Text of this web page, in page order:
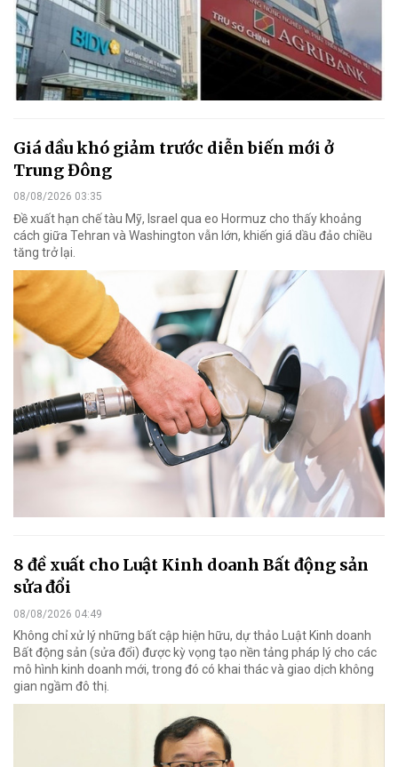
Giá dầu khó giảm trước diễn biến mới ở
Trung Đông
08/08/2026 03:35
Đề xuất hạn chế tàu Mỹ, Israel qua eo Hormuz cho thấy khoảng
cách giữa Tehran và Washington vẫn lớn, khiến giá dầu đảo chiều
tăng trở lại.
8 đề xuất cho Luật Kinh doanh Bất động sản
sửa đổi
08/08/2026 04:49
Không chỉ xử lý những bất cập hiện hữu, dự thảo Luật Kinh doanh
Bất động sản (sửa đổi) được kỳ vọng tạo nền tảng pháp lý cho các
mô hình kinh doanh mới, trong đó có khai thác và giao dịch không
gian ngầm đô thị.